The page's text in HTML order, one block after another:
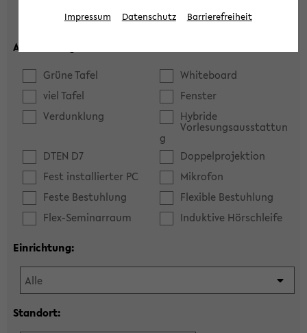
Ausstattung:
Grüne Tafel
Whiteboard
viel Tafel
Fenster
Verdunklung
Hybride
Vorlesungsausstattun
g
DTEN D7
Doppelprojektion
Fest installierter PC
Mikrofon
Feste Bestuhlung
Flexible Bestuhlung
Flex-Seminarraum
Induktive Hörschleife
Einrichtung:
Standort:
Impressum Datenschutz Barrierefreiheit